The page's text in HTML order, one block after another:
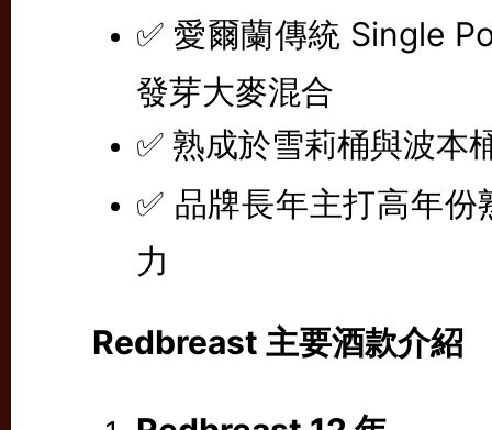
✅ 愛爾蘭傳統 Single
發芽大麥混合
✅ 熟成於雪莉桶與波本
✅ 品牌長年主打高年
力
Redbreast 主要酒款介紹